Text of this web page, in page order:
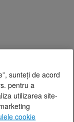
sunteți de acord
pentru a
utilizarea site-
cookie